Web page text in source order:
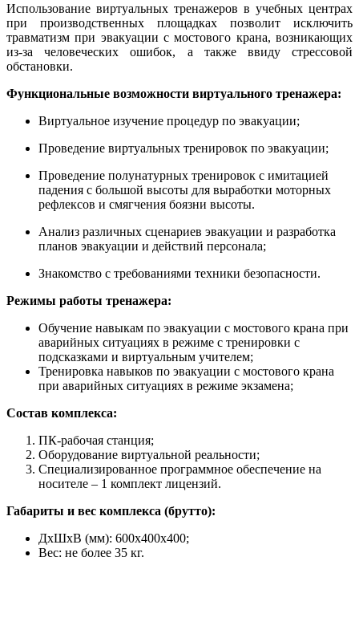
Использование виртуальных тренажеров в учебных центрах
при производственных площадках позволит исключить
травматизм при эвакуации с мостового крана, возникающих
из-за человеческих ошибок, а также ввиду стрессовой
обстановки.
Функциональные возможности виртуального тренажера:
Виртуальное изучение процедур по эвакуации;
Проведение виртуальных тренировок по эвакуации;
Проведение полунатурных тренировок с имитацией
падения с большой высоты для выработки моторных
рефлексов и смягчения боязни высоты.
Анализ различных сценариев эвакуации и разработка
планов эвакуации и действий персонала;
Знакомство с требованиями техники безопасности.
Режимы работы тренажера:
Обучение навыкам по эвакуации с мостового крана при
аварийных ситуациях в режиме с тренировки с
подсказками и виртуальным учителем;
Тренировка навыков по эвакуации с мостового крана
при аварийных ситуациях в режиме экзамена;
Состав комплекса:
ПК-рабочая станция;
Оборудование виртуальной реальности;
Специализированное программное обеспечение на
носителе – 1 комплект лицензий.
Габариты и вес комплекса (брутто):
ДхШхВ (мм): 600x400x400;
Вес: не более 35 кг.